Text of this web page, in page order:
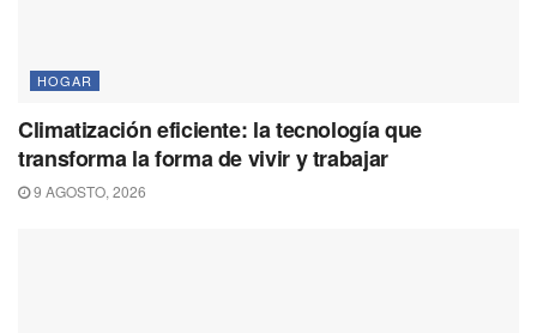
HOGAR
Climatización eficiente: la tecnología que
transforma la forma de vivir y trabajar
9 AGOSTO, 2026